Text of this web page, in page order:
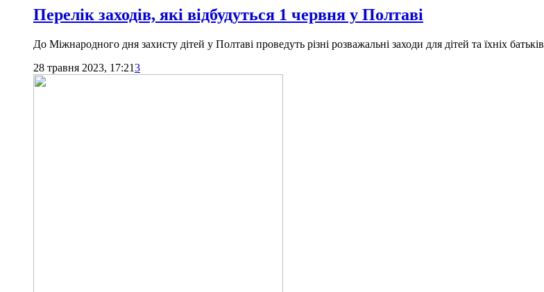
Перелік заходів, які відбудуться 1 червня у Полтаві
До Міжнародного дня захисту дітей у Полтаві проведуть різні розважальні заходи для дітей та їхніх батьків
28 травня 2023, 17:213